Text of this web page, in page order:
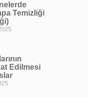
Temizliği
Edilmesi